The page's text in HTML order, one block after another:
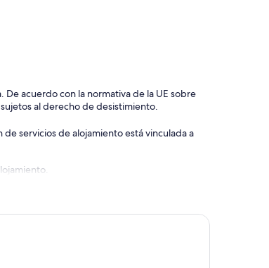
acuerdo con la normativa de la UE sobre
al derecho de desistimiento.
servicios de alojamiento está vinculada a